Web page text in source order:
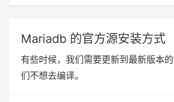
Mariadb 的官方源安装方式
有些时候，我们需要更新到最新版本
们不想去编译。